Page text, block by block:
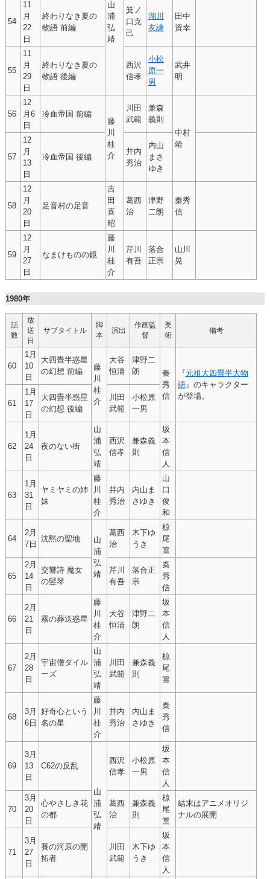
山
浦
弘
靖
54
11
月
22
日
終わりなき夏の
物語 前編
箕ノ
口克
己
湖川
友謙
田中
資幸
55
11
月
29
日
終わりなき夏の
物語 後編
西沢
信孝
小松
原一
男
武井
明
56
12
月6
日
冷血帝国 前編
藤
川
桂
介
川田
武範
兼森
義則
中村
靖
57
12
月
13
日
冷血帝国 後編
井内
秀治
内山
まさ
ゆき
58
12
月
20
日
足音村の足音
吉
田
喜
昭
葛西
治
津野
二朗
秦秀
信
59
12
月
27
日
なまけものの鏡
藤
川
桂
介
芹川
有吾
落合
正宗
山川
晃
1980年
話
数
放
送
日
サブタイトル
脚
本
演出
作画監
督
美
術
備考
60
1月
10
日
大四畳半惑星
の幻想 前編
藤
川
桂
介
大谷
恒清
津野二
朗
秦
秀
信
『元祖大四畳半大物
語』のキャラクター
が登場。
61
1月
17
日
大四畳半惑星
の幻想 後編
川田
武範
小松原
一男
62
1月
24
日
夜のない街
山
浦
弘
靖
西沢
信孝
兼森義
則
坂
本
信
人
63
1月
31
日
ヤミヤミの姉
妹
藤
川
桂
介
井内
秀治
内山ま
さゆき
山
口
俊
和
64
2月
7日
沈黙の聖地
山
浦
弘
靖
葛西
治
木下ゆ
うき
椋
尾
篁
65
2月
14
日
交響詩 魔女
の竪琴
芹川
有吾
落合正
宗
秦
秀
信
66
2月
21
日
霧の葬送惑星
藤
川
桂
介
大谷
恒清
津野二
朗
坂
本
信
人
67
2月
28
日
宇宙僧ダイル
ーズ
山
浦
弘
靖
川田
武範
兼森義
則
椋
尾
篁
68
3月
6日
好奇心という
名の星
藤
川
桂
介
井内
秀治
内山ま
さゆき
秦
秀
信
69
3月
13
日
C62の反乱
山
浦
弘
靖
西沢
信孝
小松原
一男
坂
本
信
人
70
3月
20
日
心やさしき花
の都
葛西
治
兼森義
則
椋
尾
篁
結末はアニメオリジ
ナルの展開
71
3月
27
日
賽の河原の開
拓者
川田
武範
木下ゆ
うき
坂
本
信
人